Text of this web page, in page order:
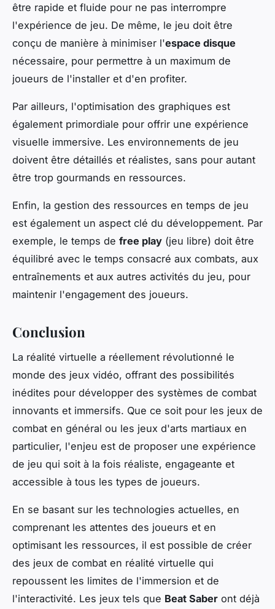
être rapide et fluide pour ne pas interrompre
l'expérience de jeu. De même, le jeu doit être
conçu de manière à minimiser l'espace disque
nécessaire, pour permettre à un maximum de
joueurs de l'installer et d'en profiter.
Par ailleurs, l'optimisation des graphiques est
également primordiale pour offrir une expérience
visuelle immersive. Les environnements de jeu
doivent être détaillés et réalistes, sans pour autant
être trop gourmands en ressources.
Enfin, la gestion des ressources en temps de jeu
est également un aspect clé du développement. Par
exemple, le temps de free play (jeu libre) doit être
équilibré avec le temps consacré aux combats, aux
entraînements et aux autres activités du jeu, pour
maintenir l'engagement des joueurs.
Conclusion
La réalité virtuelle a réellement révolutionné le
monde des jeux vidéo, offrant des possibilités
inédites pour développer des systèmes de combat
innovants et immersifs. Que ce soit pour les jeux de
combat en général ou les jeux d'arts martiaux en
particulier, l'enjeu est de proposer une expérience
de jeu qui soit à la fois réaliste, engageante et
accessible à tous les types de joueurs.
En se basant sur les technologies actuelles, en
comprenant les attentes des joueurs et en
optimisant les ressources, il est possible de créer
des jeux de combat en réalité virtuelle qui
repoussent les limites de l'immersion et de
l'interactivité. Les jeux tels que Beat Saber ont déjà